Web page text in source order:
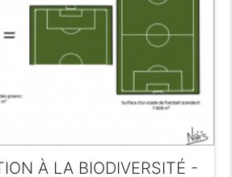
À LA BIODIVERSITÉ -